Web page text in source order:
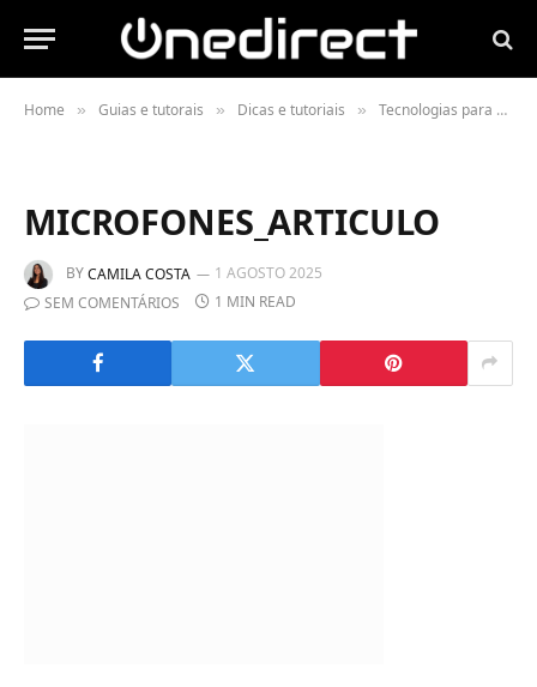
Home » Guias e tutorais » Dicas e tutoriais » Tecnologias para o setor da restauração
MICROFONES_ARTICULO
BYCAMILA COSTA
1 AGOSTO 2025
SEM COMENTÁRIOS
1 MIN READ